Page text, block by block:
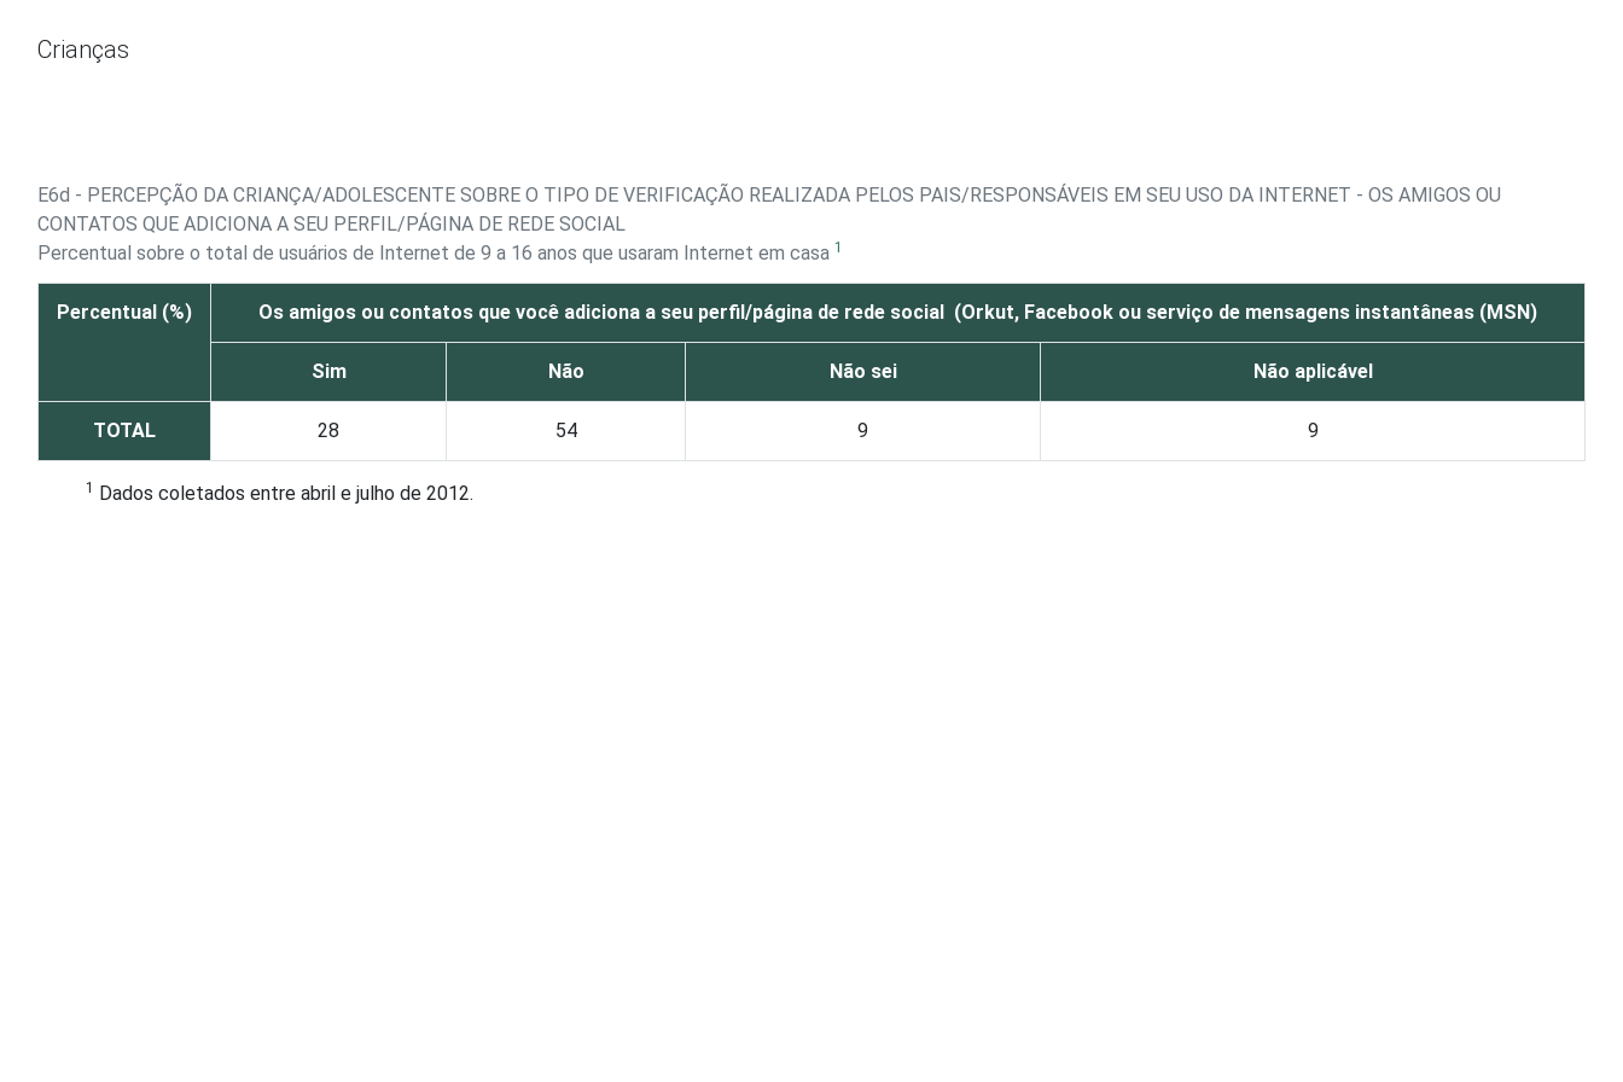
Crianças
E6d - PERCEPÇÃO DA CRIANÇA/ADOLESCENTE SOBRE O TIPO DE VERIFICAÇÃO REALIZADA PELOS PAIS/RESPONSÁVEIS EM SEU USO DA INTERNET - OS AMIGOS OU
CONTATOS QUE ADICIONA A SEU PERFIL/PÁGINA DE REDE SOCIAL
Percentual sobre o total de usuários de Internet de 9 a 16 anos que usaram Internet em casa 1
Percentual (%) Os amigos ou contatos que você adiciona a seu perfil/página de rede social (Orkut, Facebook ou serviço de mensagens instantâneas (MSN)
Sim Não Não sei Não aplicável
TOTAL 28 54 9 9
1 Dados coletados entre abril e julho de 2012.